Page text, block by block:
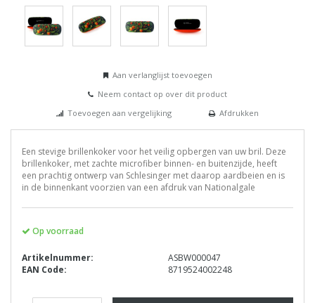
Aan verlanglijst toevoegen
Neem contact op over dit product
Toevoegen aan vergelijking
Afdrukken
Een stevige brillenkoker voor het veilig opbergen van uw bril. Deze
brillenkoker, met zachte microfiber binnen- en buitenzijde, heeft
een prachtig ontwerp van Schlesinger met daarop aardbeien en is
in de binnenkant voorzien van een afdruk van Nationalgale
Op voorraad
Artikelnummer:
ASBW000047
EAN Code:
8719524002248